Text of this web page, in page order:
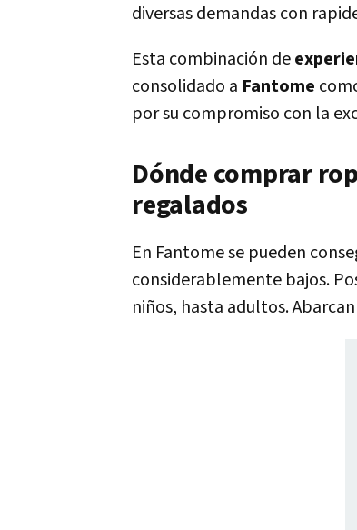
diversas demandas con
Esta combinación de
consolidado a Fantome
por su compromiso con la
Dónde comprar
regalados
En Fantome se pueden
considerablemente bajos.
niños, hasta adultos.